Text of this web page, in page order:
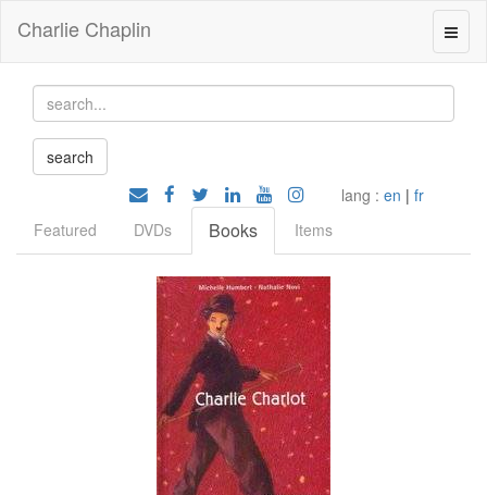
Charlie Chaplin
lang : en | fr
Featured
DVDs Books Items